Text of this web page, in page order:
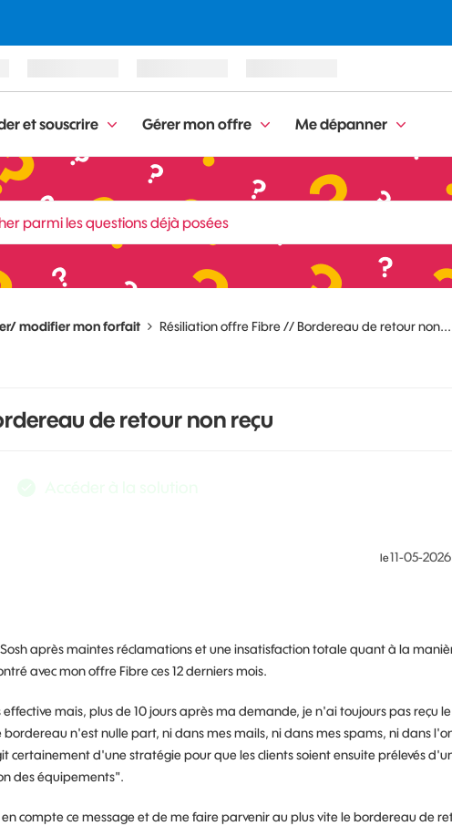
et souscrire Gérer mon offre Me dépanner
modifier mon forfait Résiliation offre Fibre // Bordereau de retour non...
de retour non reçu
le‎11-05-2026
après maintes réclamations et une insatisfaction totale quant à la
avec mon offre Fibre ces 12 derniers mois.
mais, plus de 10 jours après ma demande, je n'ai toujours pas reçu le
n'est nulle part, ni dans mes mails, ni dans mes spams, ni dans
certainement d'une stratégie pour que les clients soient ensuite prélevés
des équipements".
compte ce message et de me faire parvenir au plus vite le bordereau de